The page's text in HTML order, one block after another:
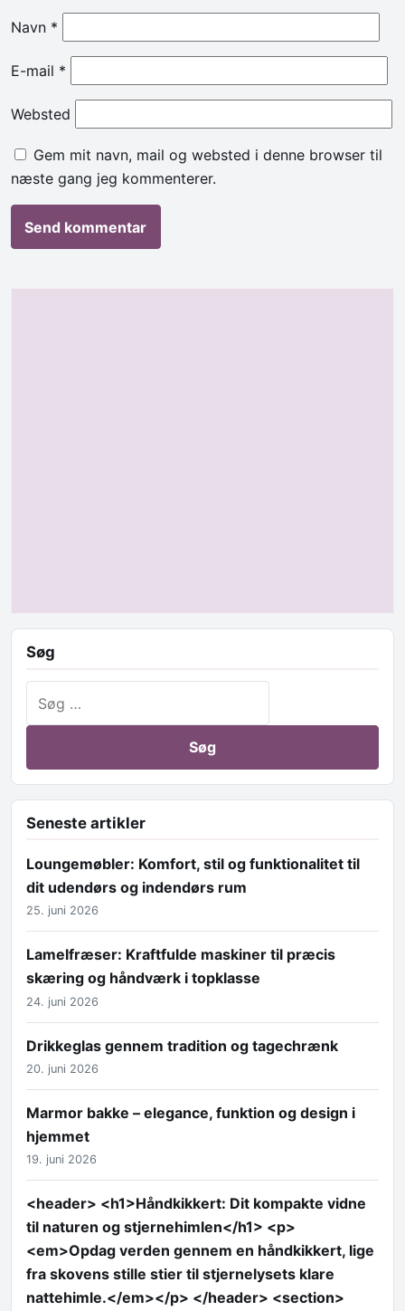
Navn *
E-mail *
Websted
Gem mit navn, mail og websted i denne browser til
næste gang jeg kommenterer.
Søg
Seneste artikler
Loungemøbler: Komfort, stil og funktionalitet til
dit udendørs og indendørs rum
25. juni 2026
Lamelfræser: Kraftfulde maskiner til præcis
skæring og håndværk i topklasse
24. juni 2026
Drikkeglas gennem tradition og tagechrænk
20. juni 2026
Marmor bakke – elegance, funktion og design i
hjemmet
19. juni 2026
<header> <h1>Håndkikkert: Dit kompakte vidne
til naturen og stjernehimlen</h1> <p>
<em>Opdag verden gennem en håndkikkert, lige
fra skovens stille stier til stjernelysets klare
nattehimle.</em></p> </header> <section>